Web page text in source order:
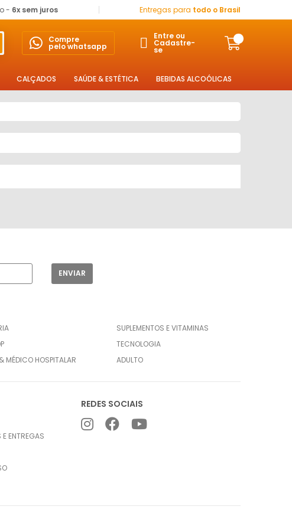
- 6x sem juros Entregas para todo o Brasil
Compre
pelo whatsapp
Entre ou
Cadastre-
se
CALÇADOS SAÚDE & ESTÉTICA BEBIDAS ALCOÓLICAS
MÉDICO HOSPITALAR
SUPLEMENTOS E VITAMINAS
TECNOLOGIA
ADULTO
ENTREGAS
REDES SOCIAIS